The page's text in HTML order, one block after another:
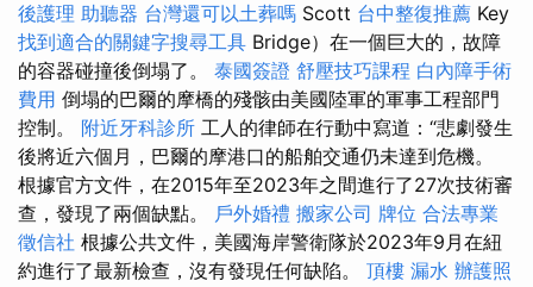
後護理 助聽器 台灣還可以土葬嗎 Scott 台中整復推薦 Key
找到適合的關鍵字搜尋工具 Bridge）在一個巨大的，故障
的容器碰撞後倒塌了。 泰國簽證 舒壓技巧課程 白內障手術
費用 倒塌的巴爾的摩橋的殘骸由美國陸軍的軍事工程部門
控制。 附近牙科診所 工人的律師在行動中寫道：“悲劇發生
後將近六個月，巴爾的摩港口的船舶交通仍未達到危機。
根據官方文件，在2015年至2023年之間進行了27次技術審
查，發現了兩個缺點。 戶外婚禮 搬家公司 牌位 合法專業
徵信社 根據公共文件，美國海岸警衛隊於2023年9月在紐
約進行了最新檢查，沒有發現任何缺陷。 頂樓 漏水 辦護照